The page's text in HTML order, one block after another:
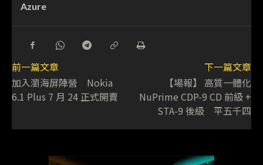
Azure
前一篇文章
加入瀏海屏陣營 Nokia
6.1 Plus 7 月 24 正式開賣
下一篇文章
【場報】 高質一體化
NuPrime CDP-9 CD 前級 +
STA-9 後級 平五千四